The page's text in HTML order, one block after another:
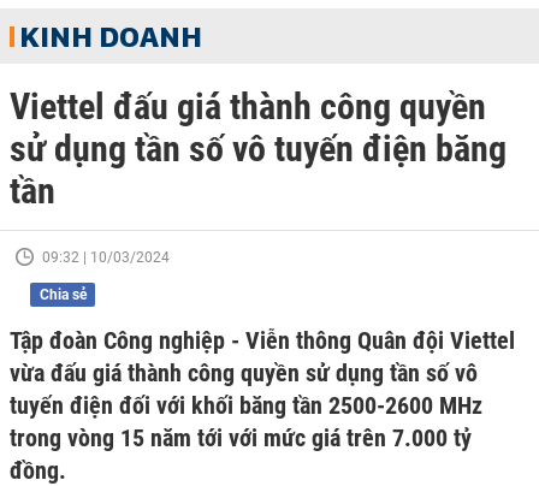
KINH DOANH
Viettel đấu giá thành công quyền
sử dụng tần số vô tuyến điện băng
tần
09:32 | 10/03/2024
Chia sẻ
Tập đoàn Công nghiệp - Viễn thông Quân đội Viettel
vừa đấu giá thành công quyền sử dụng tần số vô
tuyến điện đối với khối băng tần 2500-2600 MHz
trong vòng 15 năm tới với mức giá trên 7.000 tỷ
đồng.